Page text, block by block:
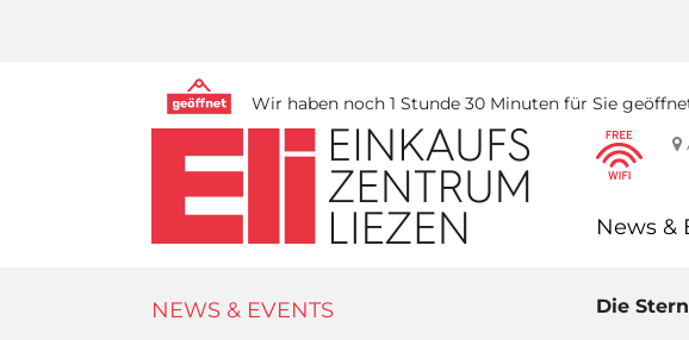
Wir haben noch 1 Stunde 30 Minuten für Sie
News &
NEWS & EVENTS Die